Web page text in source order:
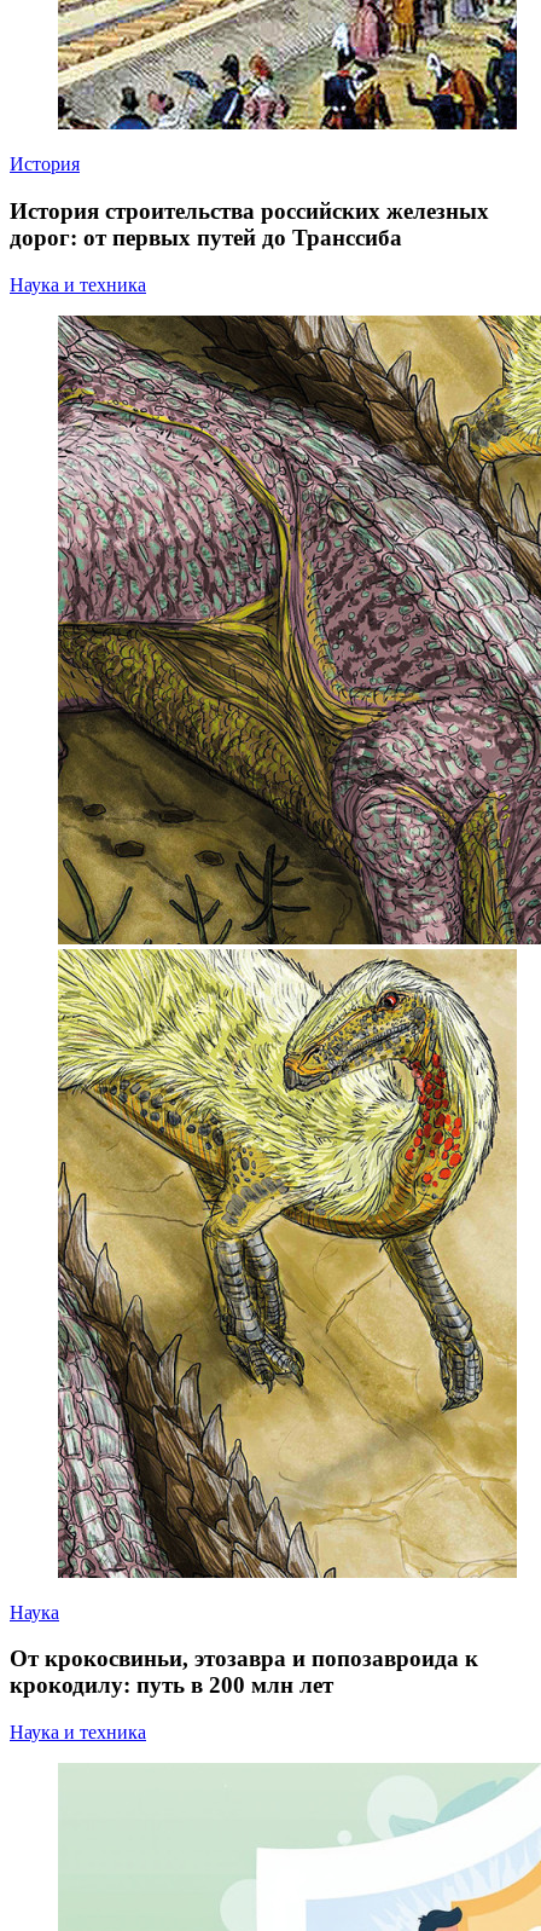
История
История строительства российских железных
дорог: от первых путей до Транссиба
Наука и техника
Наука
От крокосвиньи, этозавра и попозавроида к
крокодилу: путь в 200 млн лет
Наука и техника